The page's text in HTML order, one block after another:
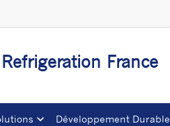
France
Développement Durable